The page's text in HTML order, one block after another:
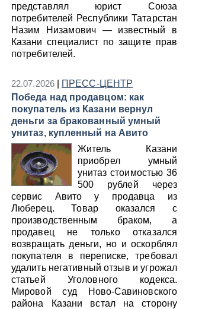
представлял юрист Союза
потребителей Республики Татарстан
Назим Низамович — известный в
Казани специалист по защите прав
потребителей.
22.07.2026|
ПРЕСС-ЦЕНТР
Победа над продавцом: как
покупатель из Казани вернул
деньги за бракованный умный
унитаз, купленный на Авито
Житель Казани
приобрел умный
унитаз стоимостью 36
500 рублей через
сервис Авито у продавца из
Люберец. Товар оказался с
производственным браком, а
продавец не только отказался
возвращать деньги, но и оскорблял
покупателя в переписке, требовал
удалить негативный отзыв и угрожал
статьей Уголовного кодекса.
Мировой суд Ново-Савиновского
района Казани встал на сторону